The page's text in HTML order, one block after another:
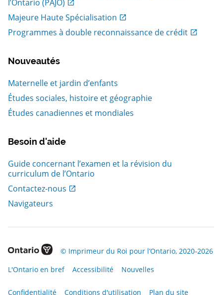
l’Ontario (PAJO)
Majeure Haute Spécialisation
, Ouvrir dans une nouvelle fenetre
Programmes à double reconnaissance de crédit
, Ouvrir dans une nouvelle fenetre
Nouveautés
Maternelle et jardin d’enfants
Études sociales, histoire et géographie
Études canadiennes et mondiales
Besoin d'aide
Guide concernant l’examen et la révision du
curriculum de l’Ontario
Contactez-nous
, Ouvrir dans une nouvelle fenetre
Navigateurs
© Imprimeur du Roi pour l’Ontario, 2020‑2026
, Ouvrir dans une nouvelle fenetre
L'Ontario en bref
, Ouvrir dans une nouvelle fenetre
Accessibilité
, Ouvrir dans une nouvelle fenetre Nouvelles
, Ouvrir dans une nouvelle fenetre
Confidentialité
, Ouvrir dans une nouvelle fenetre
Conditions d'utilisation
, Ouvrir dans une nouvelle fenetre Plan du site